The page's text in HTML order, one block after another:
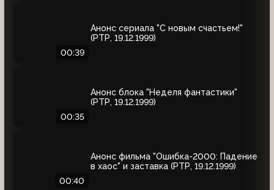
00:39
Анонс сериала "С новым счастьем!"
(РТР, 19.12.1999)
00:35
Анонс блока "Неделя фантастики"
(РТР, 19.12.1999)
00:40
Анонс фильма "Ошибка-2000: Падение
в хаос" и заставка (РТР, 19.12.1999)